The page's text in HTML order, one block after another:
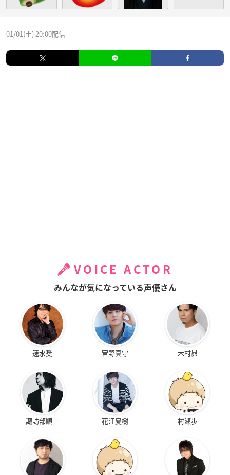
01/01(土) 20:00配信
VOICE ACTOR
みんなが気になっている声優さん
速水奨 宮野真守 木村昴
諏訪部順一 花江夏樹 村瀬歩